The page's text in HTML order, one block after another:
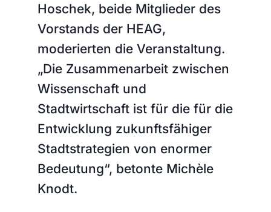
Hoschek, beide Mitglieder des
Vorstands der HEAG,
moderierten die Veranstaltung.
„Die Zusammenarbeit zwischen
Wissenschaft und
Stadtwirtschaft ist für die für die
Entwicklung zukunftsfähiger
Stadtstrategien von enormer
Bedeutung“, betonte Michèle
Knodt.